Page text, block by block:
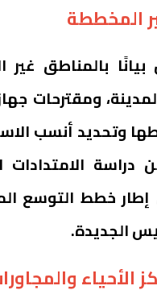
المخططة
بالمناطق غير
ومقترحات
وتحديد أنسب
دراسة الامتدادات
إطار خطط التوسع
الجديدة.
الأحياء